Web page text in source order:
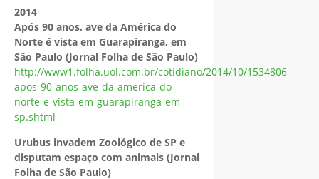
2014
Após 90 anos, ave da América do
Norte é vista em Guarapiranga, em
São Paulo (Jornal Folha de São Paulo)
http://www1.folha.uol.com.br/cotidiano/2014/10/1534806-
apos-90-anos-ave-da-america-do-
norte-e-vista-em-guarapiranga-em-
sp.shtml
Urubus invadem Zoológico de SP e
disputam espaço com animais (Jornal
Folha de São Paulo)